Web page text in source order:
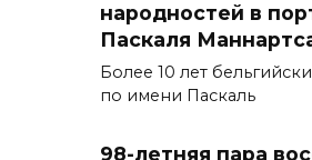
народностей в
Паскаля
Более 10 лет
по имени Паскаль
98-летняя пара